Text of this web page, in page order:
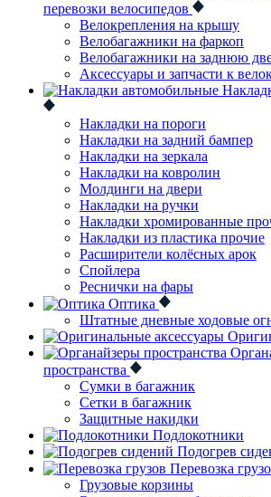
перевозки велосипедов
Велокрепления на крышу
Велобагажники на фаркоп
Велобагажники на заднюю
Аксессуары и запчасти к
Накладки на пороги
Накладки на задний бампер
Накладки на зеркала
Накладки на ковролин
Молдинги на двери
Накладки на ручки
Накладки хромированные
Накладки из пластика прочие
Расширители колёсных арок
Спойлера
Реснички на фары
Оптика
Штатные дневные ходовые
пространства
Сумки в багажник
Сетки в багажник
Защитные накидки
Подлокотники
Подогрев
Перевозка
Грузовые корзины